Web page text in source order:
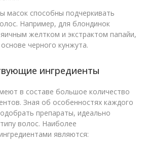
масок способны подчеркивать
Например, для блондинок
желтком и экстрактом папайи,
черного кунжута.
ингредиенты
в составе большое количество
Зная об особенностях каждого
препараты, идеально
волос. Наиболее
являются: